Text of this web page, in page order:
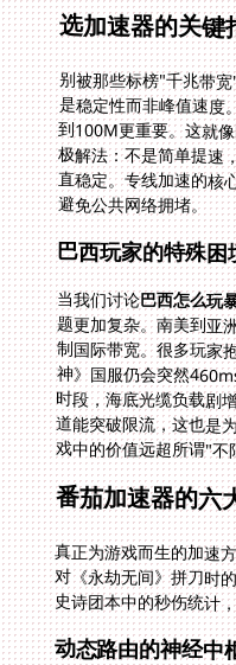
选加速器的关键
别被那些标榜"千兆带
是稳定性而非峰值速
到100M更重要。这就像
避免公共网络拥堵。
巴西玩家的特殊困
当我们讨论巴西怎么玩
戏中的价值远超所谓"不
番茄加速器的六
真正为游戏而生的加速
对《永劫无间》拼刀时
史诗团本中的秒伤统计
动态路由的神经中